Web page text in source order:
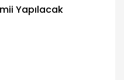
Yapılacak